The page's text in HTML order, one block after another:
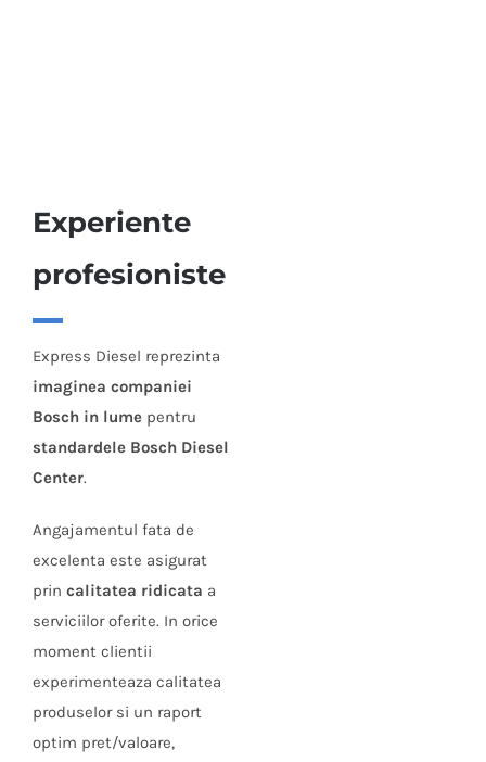
Experiente
profesioniste
Express Diesel reprezinta
imaginea companiei
Bosch in lume pentru
standardele Bosch Diesel
Center.
Angajamentul fata de
excelenta este asigurat
prin calitatea ridicata a
serviciilor oferite. In orice
moment clientii
experimenteaza calitatea
produselor si un raport
optim pret/valoare,